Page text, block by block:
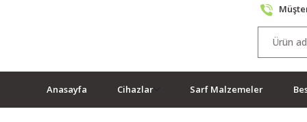
Anasayfa Cihazlar Sarf Malzemeler